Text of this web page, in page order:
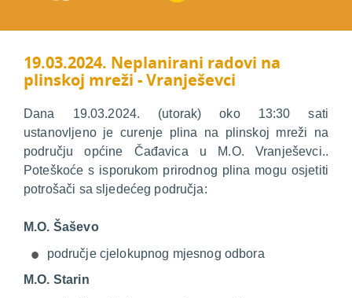
19.03.2024. Neplanirani radovi na
plinskoj mreži - Vranješevci
Dana 19.03.2024. (utorak) oko 13:30 sati
ustanovljeno je curenje plina na plinskoj mreži na
području općine Čađavica u M.O. Vranješevci..
Poteškoće s isporukom prirodnog plina mogu osjetiti
potrošači sa sljedećeg područja:
M.O. Šaševo
područje cjelokupnog mjesnog odbora
M.O. Starin